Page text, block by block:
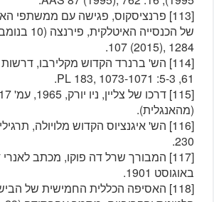
[113] פרנציסקוס, פגישה עם ממשתפי
107 (2015), 1284.
[114] הש' ברנרד הקדוש מקלירבו,
61, 5-3: PL 183, 1073-1071.
(מהאנגלית).
230.
באוגוסט 1901.
[118] האסיפה הכללית החמישית של